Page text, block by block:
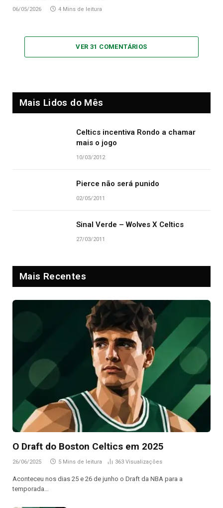
06/05/2026 4 Mins de leitura
VER 31 COMENTÁRIOS
Mais Lidos do Mês
Celtics incentiva Rondo a chamar
mais o jogo
10/03/2012
Pierce não será punido
02/05/2011
Sinal Verde – Wolves X Celtics
27/03/2011
Mais Recentes
O Draft do Boston Celtics em 2025
26/06/2025 5 Mins de leitura 363 Visualizações
Aconteceu nos dias 25 e 26 de junho o Draft da NBA para a
temporada…